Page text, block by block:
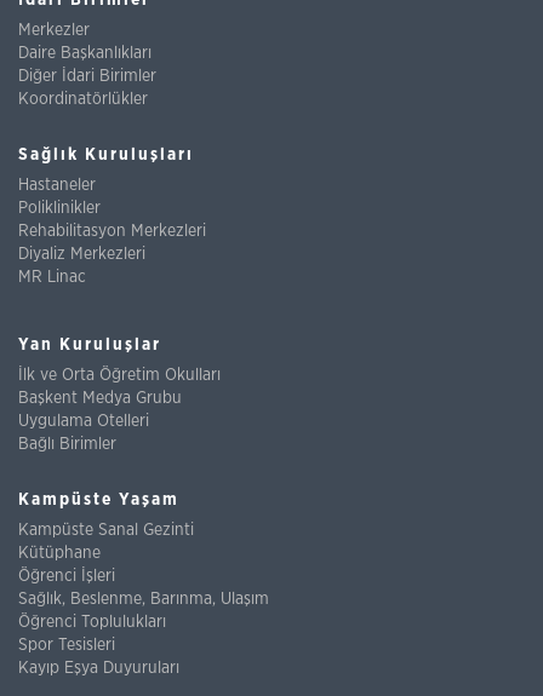
Merkezler
Daire Başkanlıkları
Diğer İdari Birimler
Koordinatörlükler
Sağlık Kuruluşları
Hastaneler
Poliklinikler
Rehabilitasyon Merkezleri
Diyaliz Merkezleri
MR Linac
Yan Kuruluşlar
İlk ve Orta Öğretim Okulları
Başkent Medya Grubu
Uygulama Otelleri
Bağlı Birimler
Kampüste Yaşam
Kampüste Sanal Gezinti
Kütüphane
Öğrenci İşleri
Sağlık, Beslenme, Barınma, Ulaşım
Öğrenci Toplulukları
Spor Tesisleri
Kayıp Eşya Duyuruları